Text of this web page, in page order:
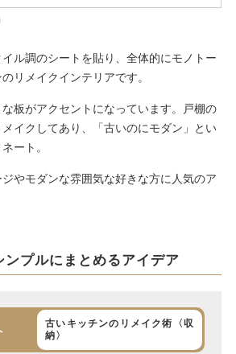
ル調のシートを貼り、全体的にモノトー
リメイクインテリアです。
板がアクセントになっています。戸棚の
イクしてあり、「古いのにモダン」とい
ート。
やモダンな雰囲気な好きな方に人気のア
ンプルにまとめるアイデア
古いキッチンのリメイク術〈収
納〉